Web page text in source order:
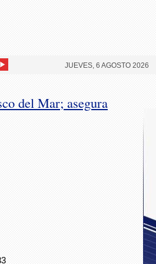
JUEVES, 6 AGOSTO 2026
del Mar; asegura